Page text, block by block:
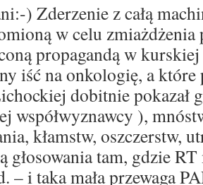
) Zderzenie z całą
w celu zmiażdżenia
propagandą w
iść na onkologię, a które
dobitnie pokazał
współwyznawcy ),
kłamstw, oszczerstw,
głosowania tam, gdzie
– i taka mała przewaga